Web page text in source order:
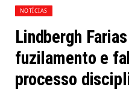
NOTÍCIAS
Lindbergh
fuzilamento e
processo